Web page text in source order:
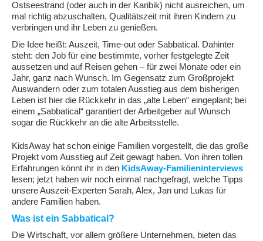
Ostseestrand (oder auch in der Karibik) nicht ausreichen, um
mal richtig abzuschalten, Qualitätszeit mit ihren Kindern zu
verbringen und ihr Leben zu genießen.
Die Idee heißt: Auszeit, Time-out oder Sabbatical. Dahinter
steht: den Job für eine bestimmte, vorher festgelegte Zeit
aussetzen und auf Reisen gehen – für zwei Monate oder ein
Jahr, ganz nach Wunsch. Im Gegensatz zum Großprojekt
Auswandern oder zum totalen Ausstieg aus dem bisherigen
Leben ist hier die Rückkehr in das „alte Leben“ eingeplant; bei
einem „Sabbatical“ garantiert der Arbeitgeber auf Wunsch
sogar die Rückkehr an die alte Arbeitsstelle.
KidsAway hat schon einige Familien vorgestellt, die das große
Projekt vom Ausstieg auf Zeit gewagt haben. Von ihren tollen
Erfahrungen könnt ihr in den KidsAway-Familieninterviews
lesen; jetzt haben wir noch einmal nachgefragt, welche Tipps
unsere Auszeit-Experten Sarah, Alex, Jan und Lukas für
andere Familien haben.
Was ist ein Sabbatical?
Die Wirtschaft, vor allem größere Unternehmen, bieten das